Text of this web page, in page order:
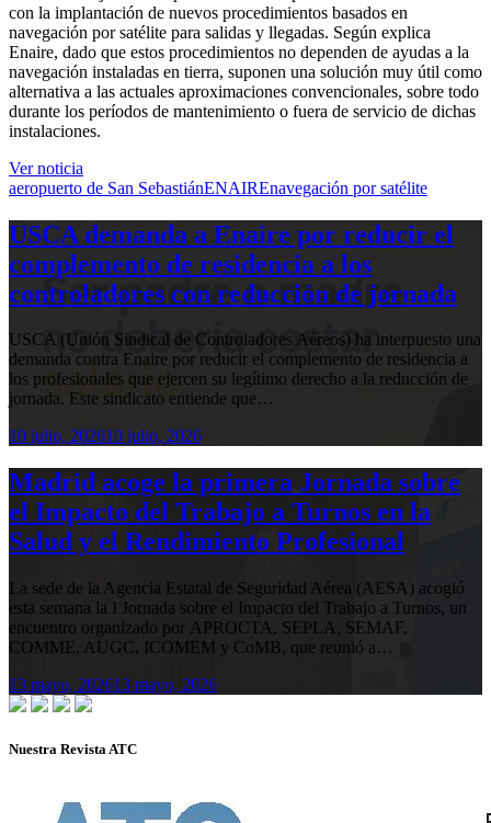
con la implantación de nuevos procedimientos basados en
navegación por satélite para salidas y llegadas. Según explica
Enaire, dado que estos procedimientos no dependen de ayudas a la
navegación instaladas en tierra, suponen una solución muy útil como
alternativa a las actuales aproximaciones convencionales, sobre todo
durante los períodos de mantenimiento o fuera de servicio de dichas
instalaciones.
Ver noticia
aeropuerto de San SebastiánENAIREnavegación por satélite
USCA demanda a Enaire por reducir el
complemento de residencia a los
controladores con reducción de jornada
USCA (Unión Sindical de Controladores Aéreos) ha interpuesto una
demanda contra Enaire por reducir el complemento de residencia a
los profesionales que ejercen su legítimo derecho a la reducción de
jornada. Este sindicato entiende que…
10 julio, 202610 julio, 2026
Madrid acoge la primera Jornada sobre
el Impacto del Trabajo a Turnos en la
Salud y el Rendimiento Profesional
La sede de la Agencia Estatal de Seguridad Aérea (AESA) acogió
esta semana la I Jornada sobre el Impacto del Trabajo a Turnos, un
encuentro organizado por APROCTA, SEPLA, SEMAF,
COMME, AUGC, ICOMEM y CoMB, que reunió a…
13 mayo, 202613 mayo, 2026
Nuestra Revista ATC